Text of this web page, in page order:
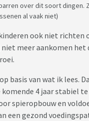
over dit soort
al vaak niet)
ook niet
meer aankomen
basis van wat ik lees.
komende 4 jaar stabiel
spieropbouw en
een gezond